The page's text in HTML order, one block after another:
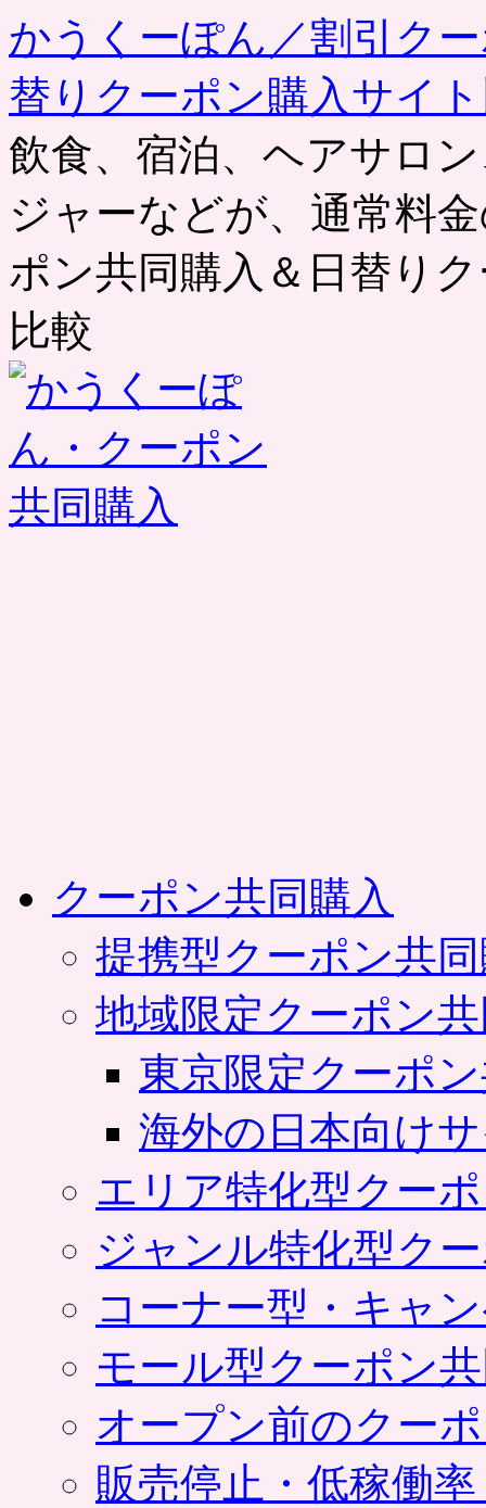
かうくーぽん／割引ク
替りクーポン購入サイ
飲食、宿泊、ヘアサロ
ジャーなどが、通常料
ポン共同購入＆日替り
比較
クーポン共同購入
提携型クーポン共
地域限定クーポン
東京限定クーポ
海外の日本向け
エリア特化型クー
ジャンル特化型ク
コーナー型・キャ
モール型クーポン
オープン前のクー
販売停止・低稼働